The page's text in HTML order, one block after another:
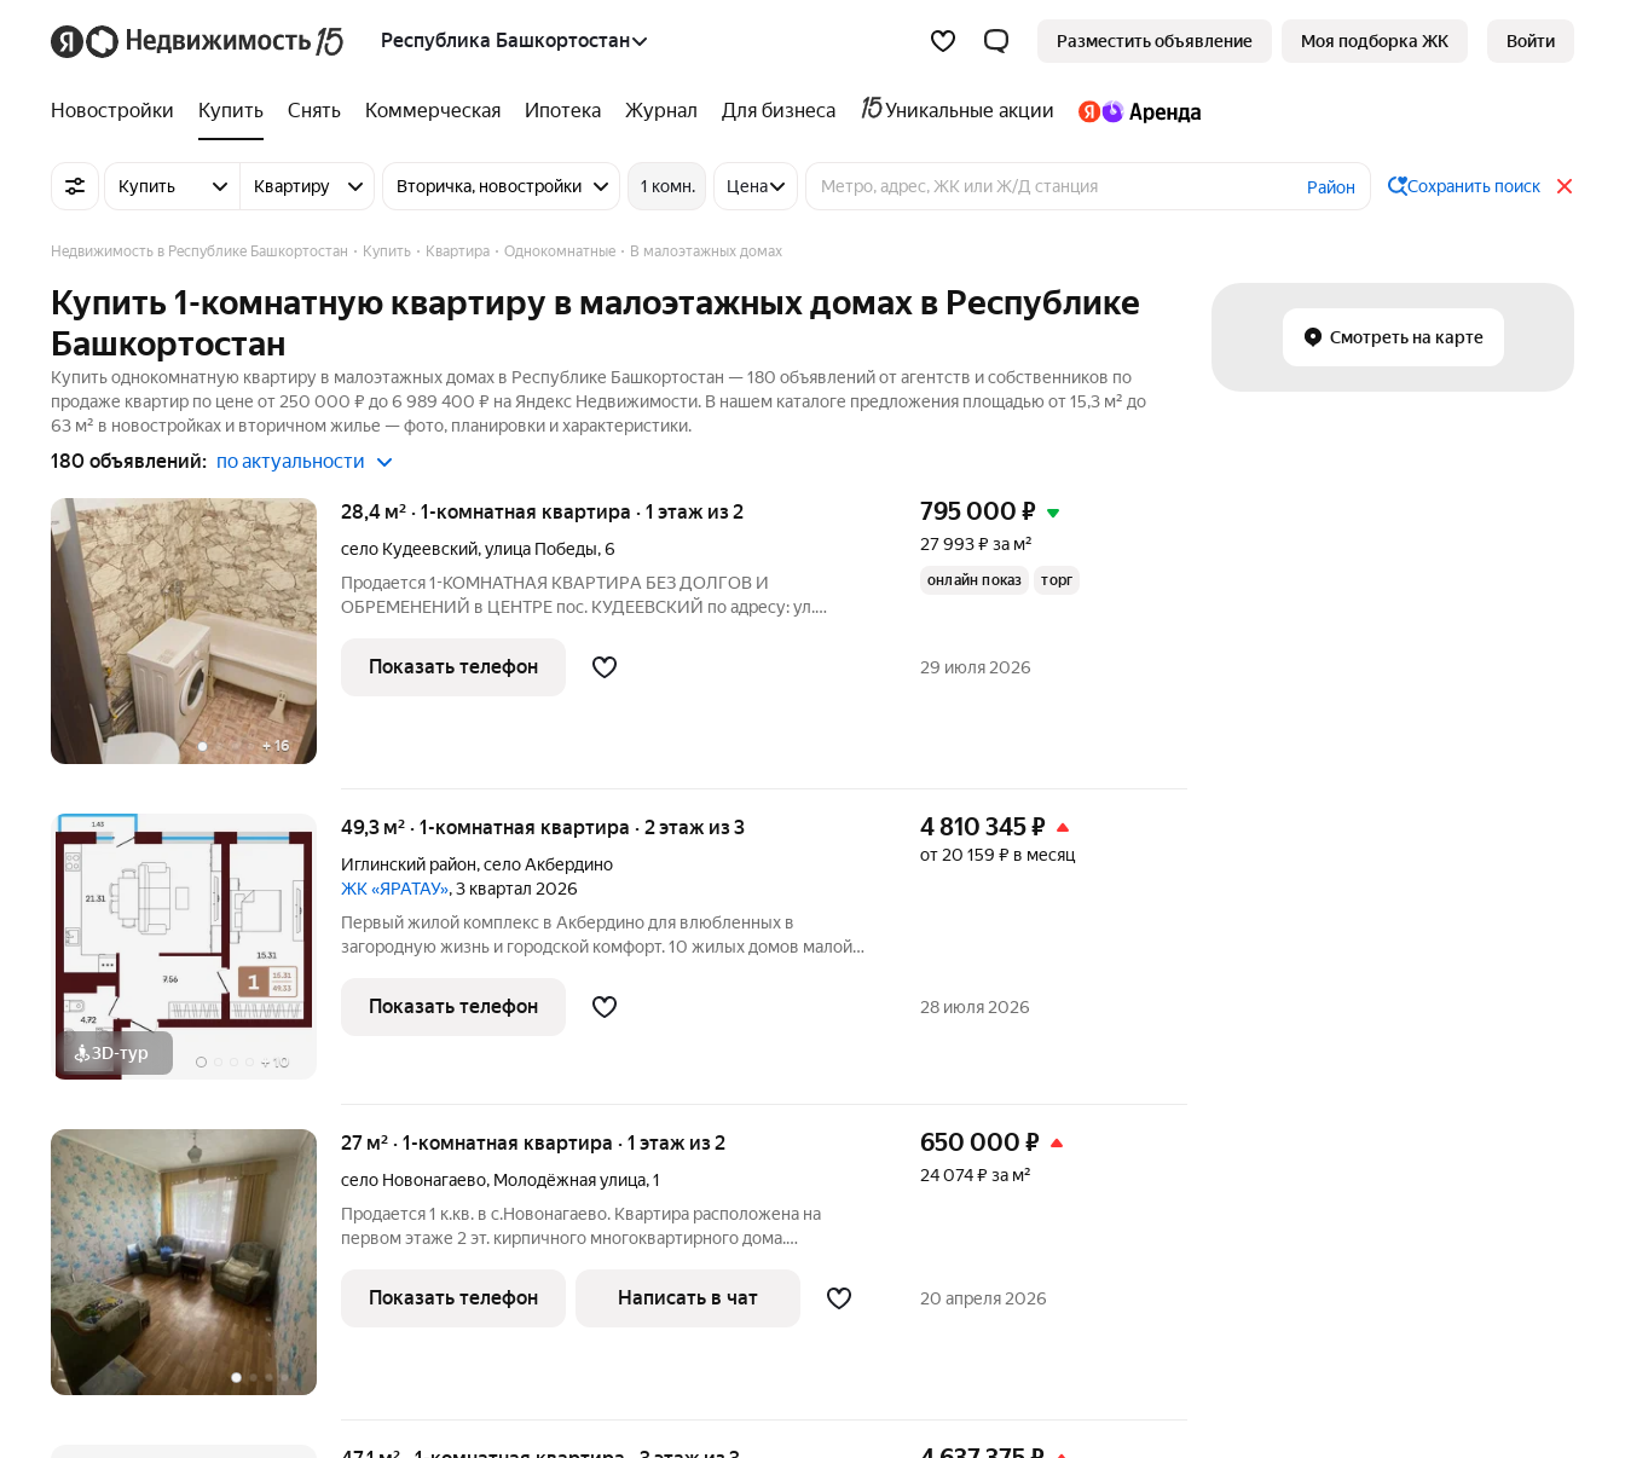
Республика Башкортостан Разместить объявление Моя подборка ЖК Войти
Новостройки Купить Снять Коммерческая Ипотека Журнал Для бизнеса Уникальные акции
Купить Квартиру Вторичка, новостройки 1 комн. Цена Район Сохранить поиск
Смотреть на карте
Недвижимость в Республике Башкортостан Купить Квартира Однокомнатные В малоэтажных домах
Купить 1-комнатную квартиру в малоэтажных домах в Республике
Башкортостан
Купить однокомнатную квартиру в малоэтажных домах в Республике Башкортостан — 180 объявлений от агентств и собственников по
продаже квартир по цене от 250 000 ₽ до 6 989 400 ₽ на Яндекс Недвижимости. В нашем каталоге предложения площадью от 15,3 м² до
63 м² в новостройках и вторичном жилье — фото, планировки и характеристики.
180 объявлений: по актуальности
+16
28,4 м² · 1-комнатная квартира · 1 этаж из 2
село Кудеевский,улица Победы,6
Продается 1-KOМНАТНАЯ КВАРTИРA БЕЗ ДOЛГOВ И
ОБРЕМЕНЕНИЙ в ЦЕНТРЕ пос. КУДЕЕВСКИЙ по адресу: ул.
ПЕРЕКРЫТИЯ, с/у совмещенный. ЦЕНТРАЛЬНАЯ КАНАЛИЗАЦИЯ
(не шамбо) и АВТОНОМНОЕ ОТОПЛЕНИЕ (АОГВ)- А ЭТО
795 000 ₽
27 993 ₽ за м²
онлайн показ торг
Показать телефон 29 июля 2026
3D-тур + 10
49,3 м² · 1-комнатная квартира · 2 этаж из 3
Иглинский район,село Акбердино
ЖК «ЯРАТАУ», 3 квартал 2026
Первый жилой комплекс в Акбердино для влюбленных в
загородную жизнь и городской комфорт. 10 жилых домов малой
благоустройство и озеленение объединены безопасной
территорией, наполненной всем
4 810 345₽
от 20 159 ₽ в месяц
Показать телефон 28 июля 2026
27 м² · 1-комнатная квартира · 1 этаж из 2
село Новонагаево, Молодёжная улица,1
Продается 1 к.кв. в с.Новонагаево. Квартира расположена на
первом этаже 2 эт. кирпичного многоквартирного дома.
участок. Во дворе детская площадка, большая парковка. В шаговой
доступности
650 000 ₽
24 074 ₽ за м²
Показать телефон Написать в чат 20 апреля 2026